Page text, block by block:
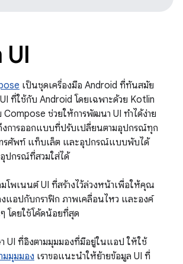
เป็นชุดเครื่องมือ Android ที่ทันสมัย
ที่ใช้กับ Android โดยเฉพาะด้วย Kotlin
Compose ช่วยให้การพัฒนา UI ทำได้ง่าย
งการออกแบบที่ปรับเปลี่ยนตามอุปกรณ์ทุก
รศัพท์ แท็บเล็ต และอุปกรณ์แบบพับได้
ปกรณ์ที่สวมใส่ได้
โพเนนต์ UI ที่สร้างไว้ล่วงหน้าเพื่อให้คุณ
งแอปกับกราฟิก ภาพเคลื่อนไหว และองค์
โดยใช้โค้ดน้อยที่สุด
UI ที่อิงตามมุมมองที่มีอยู่ในแอป ให้ใช้
มมุมมอง เราขอแนะนำให้ย้ายข้อมูล UI ที่